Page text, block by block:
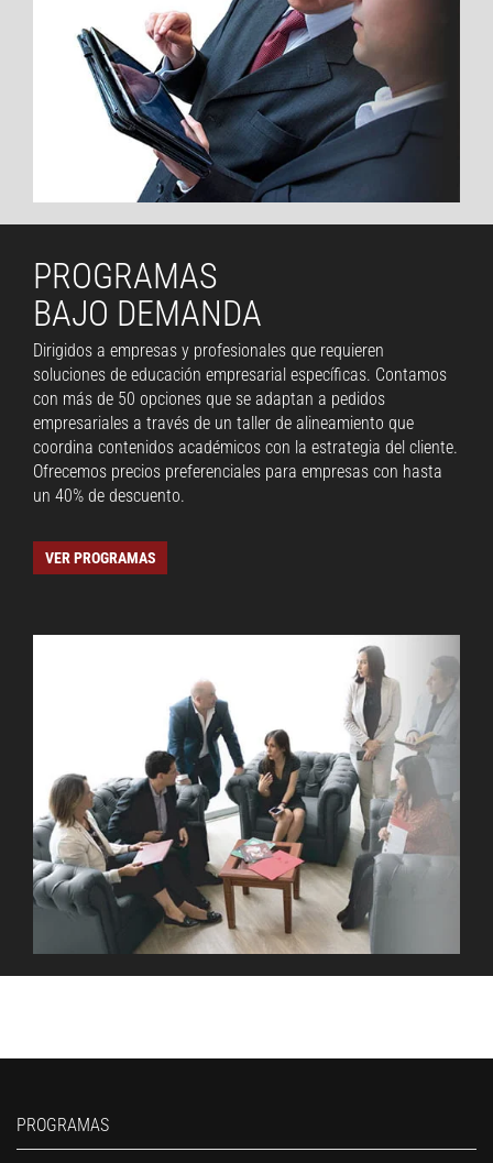
PROGRAMAS
BAJO DEMANDA
Dirigidos a empresas y profesionales que requieren
soluciones de educación empresarial específicas. Contamos
con más de 50 opciones que se adaptan a pedidos
empresariales a través de un taller de alineamiento que
coordina contenidos académicos con la estrategia del cliente.
Ofrecemos precios preferenciales para empresas con hasta
un 40% de descuento.
VER PROGRAMAS
PROGRAMAS